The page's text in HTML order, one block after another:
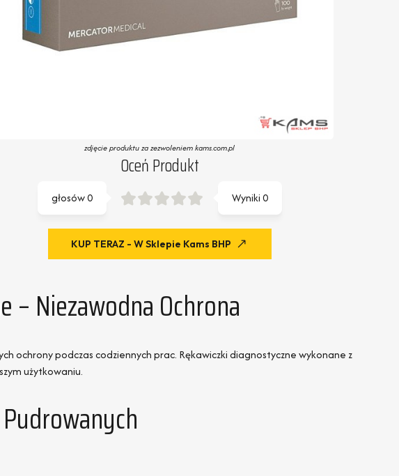
zdjęcie produktu za zezwoleniem kams.com.pl
Oceń Produkt
Wyniki0
głosów0
KUP TERAZ - W Sklepie Kams BHP
– Niezawodna Ochrona
ochrony podczas codziennych prac. Rękawiczki diagnostyczne wykonane z
użytkowaniu.